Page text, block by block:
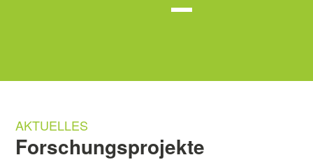
AKTUELLES
Forschungsprojekte